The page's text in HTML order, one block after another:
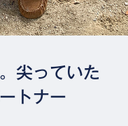
尖っていた
トナー